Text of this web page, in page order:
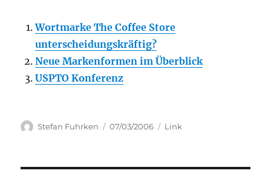
Wortmarke The Coffee Store
unterscheidungskräftig?
Neue Markenformen im Überblick
USPTO Konferenz
Author
Stefan Fuhrken
Posted
07/03/2006 Categories
Link